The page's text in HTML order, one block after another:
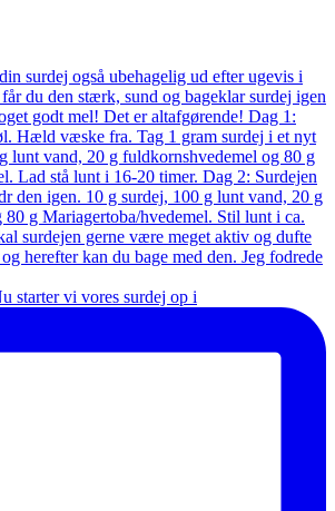
starter vi vores surdej op i